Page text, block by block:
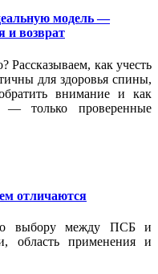
модель —
и возврат
Рассказываем, как учесть
для здоровья спины,
внимание и как
только проверенные
отличаются
по выбору между ПСБ и
область применения и